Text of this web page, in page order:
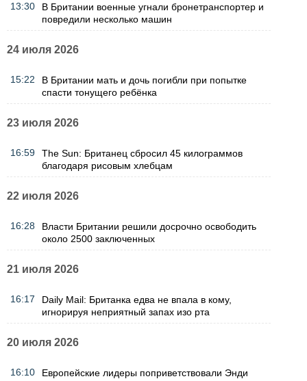
13:30
В Британии военные угнали бронетранспортер и
повредили несколько машин
24 июля 2026
15:22
В Британии мать и дочь погибли при попытке
спасти тонущего ребёнка
23 июля 2026
16:59
The Sun: Британец сбросил 45 килограммов
благодаря рисовым хлебцам
22 июля 2026
16:28
Власти Британии решили досрочно освободить
около 2500 заключенных
21 июля 2026
16:17
Daily Mail: Британка едва не впала в кому,
игнорируя неприятный запах изо рта
20 июля 2026
16:10
Европейские лидеры поприветствовали Энди